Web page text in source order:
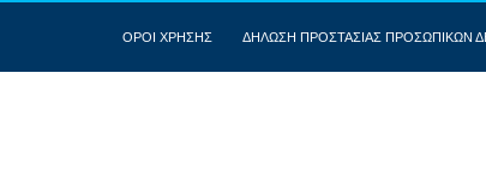
ΟΡΟΙ ΧΡΗΣΗΣ ΔΗΛΩΣΗ ΠΡΟΣΤΑΣΙΑΣ ΠΡΟΣΩΠΙΚΩΝ